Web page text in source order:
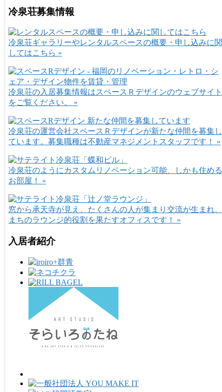
冷泉荘募集情報
冷泉荘ギャラリーやレンタルスペースの概要・申し込みに関
してはこちら »
冷泉荘の入居募集情報はスペースＲデザインのウェブサイト
をご覧ください。 »
冷泉荘の運営会社スペースＲデザインが新たな仲間を募集し
ています。募集職種は不動産マネジメントスタッフです！ »
冷泉荘のようにカスタムリノベーション可能、しかも住める
お部屋！ »
窓から承天寺が見え、たくさんの人が集まり交流が生まれ、
まちのラウンジ的役割を果たすオフィスです！ »
入居者紹介